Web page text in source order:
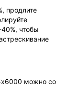
продлите
чтобы
можно со